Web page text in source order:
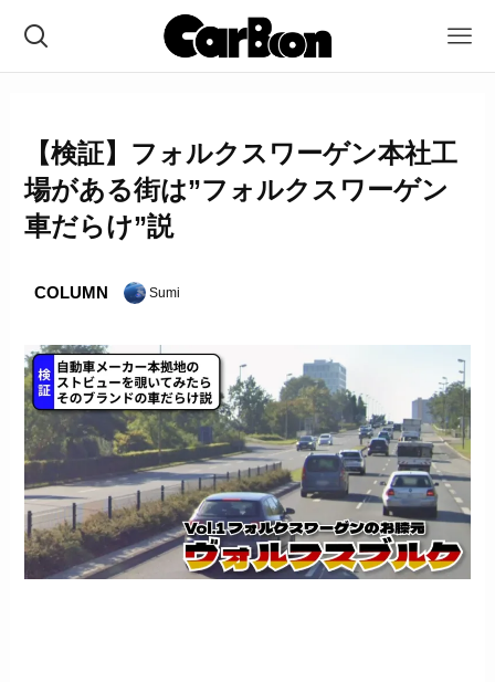
【検証】フォルクスワーゲン本社工
場がある街は”フォルクスワーゲン
車だらけ”説
COLUMN Sumi